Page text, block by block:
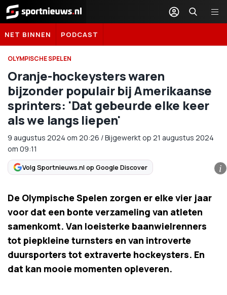
Sportnieuws.nl
NET BINNEN PODCAST
OLYMPISCHE SPELEN
Oranje-hockeysters waren
bijzonder populair bij Amerikaanse
sprinters: 'Dat gebeurde elke keer
als we langs liepen'
9 augustus 2024 om 20:26 /Bijgewerkt op 21 augustus 2024
om 09:11
Volg Sportnieuws.nl op Google Discover i
De Olympische Spelen zorgen er elke vier jaar
voor dat een bonte verzameling van atleten
samenkomt. Van loeisterke baanwielrenners
tot piepkleine turnsters en van introverte
duursporters tot extraverte hockeysters. En
dat kan mooie momenten opleveren.